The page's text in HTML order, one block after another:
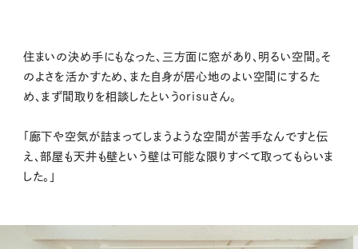
住まいの決め手にもなった、三方面に窓があり、明るい空間。そ
のよさを活かすため、また自身が居心地のよい空間にするた
め、まず間取りを相談したというorisuさん。
「廊下や空気が詰まってしまうような空間が苦手なんですと伝
え、部屋も天井も壁という壁は可能な限りすべて取ってもらいま
した。」